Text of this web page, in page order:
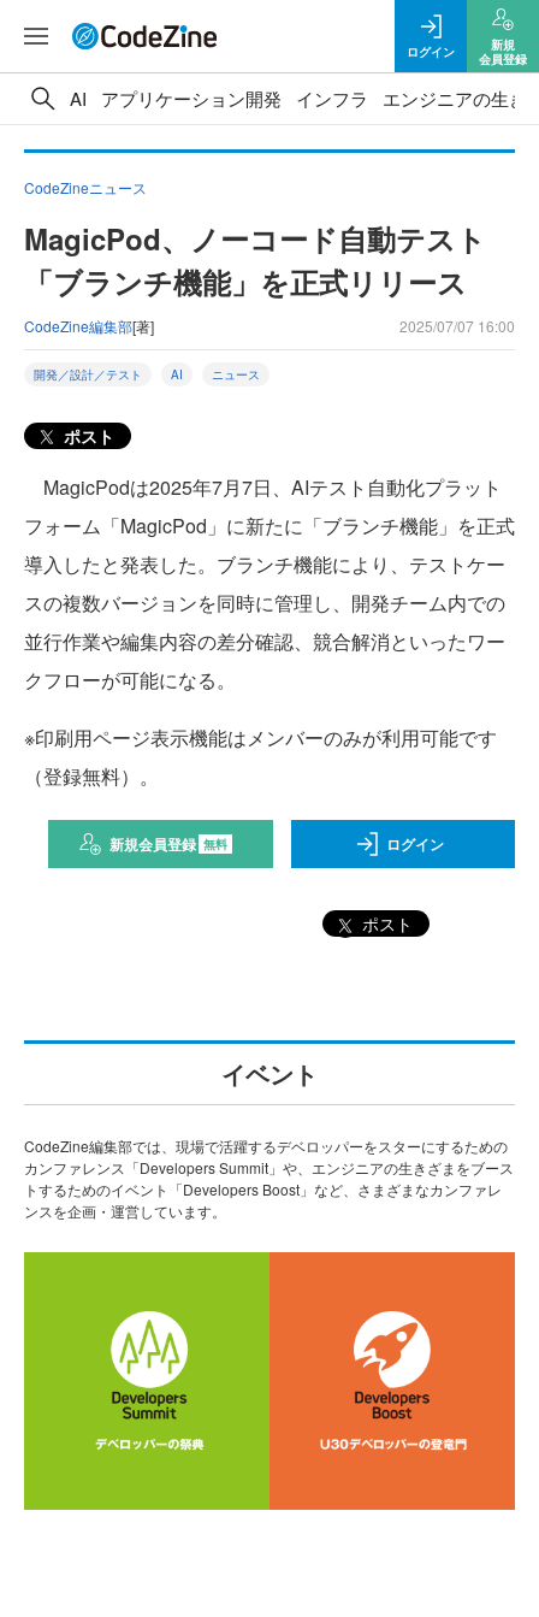
ログイン
新規
会員登録
AI アプリケーション開発 インフラ エンジニアの生き
CodeZineニュース
MagicPod、ノーコード自動テスト
「ブランチ機能」を正式リリース
CodeZine編集部[著] 2025/07/07 16:00
開発／設計／テスト AI ニュース
ポスト
MagicPodは2025年7月7日、AIテスト自動化プラット
フォーム「MagicPod」に新たに「ブランチ機能」を正式
導入したと発表した。ブランチ機能により、テストケー
スの複数バージョンを同時に管理し、開発チーム内での
並行作業や編集内容の差分確認、競合解消といったワー
クフローが可能になる。
※印刷用ページ表示機能はメンバーのみが利用可能です
（登録無料）。
新規会員登録 無料 ログイン
ポスト
イベント
CodeZine編集部では、現場で活躍するデベロッパーをスターにするための
カンファレンス「Developers Summit」や、エンジニアの生きざまをブース
トするためのイベント「Developers Boost」など、さまざまなカンファレ
ンスを企画・運営しています。